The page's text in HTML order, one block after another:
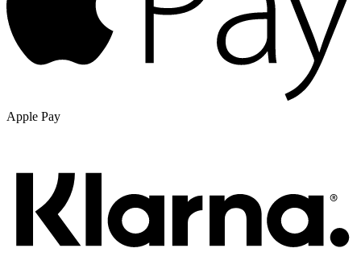
Apple Pay